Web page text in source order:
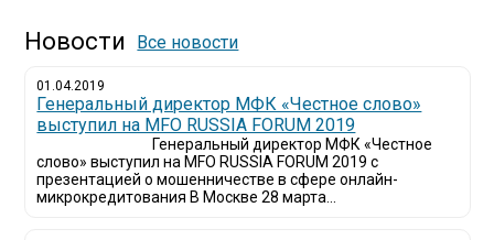
Новости Все новости
01.04.2019
Генеральный директор МФК «Честное слово»
выступил на MFO RUSSIA FORUM 2019
Генеральный директор МФК «Честное
слово» выступил на MFO RUSSIA FORUM 2019 с
презентацией о мошенничестве в сфере онлайн-
микрокредитования В Москве 28 марта...